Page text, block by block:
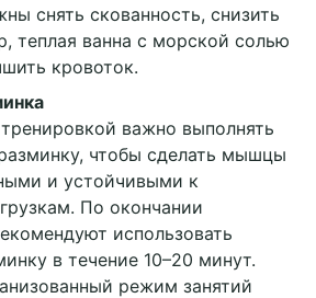
снять скованность, снизить
теплая ванна с морской солью
кровоток.
важно выполнять
чтобы сделать мышцы
и устойчивыми к
По окончании
использовать
в течение 10–20 минут.
режим занятий